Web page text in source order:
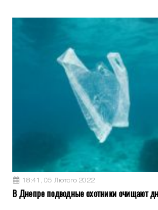
18:41, 05 Лютого 2022
В Днепре подводные охотники очищают